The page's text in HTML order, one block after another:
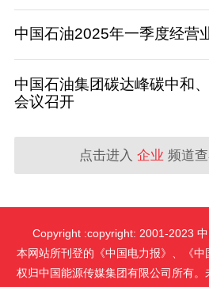
中国石油2025年一季度经营
中国石油集团碳达峰碳中和
会议召开
点击进入 企业 频道
Copyright :copyright: 2001-2023
本网站所刊登的《中国电力报》、《
权归中国能源传媒集团有限公司所有。